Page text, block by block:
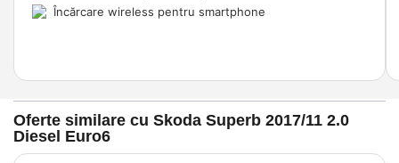
Încărcare wireless pentru smartphone
Oferte similare cu Skoda Superb 2017/11 2.0
Diesel Euro6